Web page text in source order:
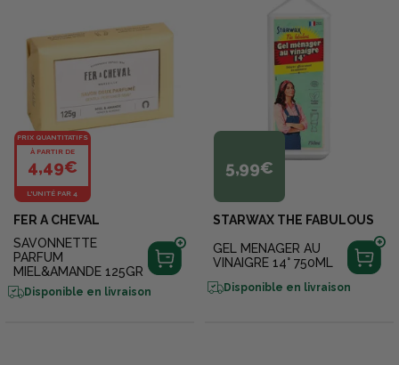
PRIX QUANTITATIFS
À PARTIR DE
4,49€
L'UNITÉ PAR 4
FER A CHEVAL
SAVONNETTE
PARFUM
MIEL&AMANDE 125GR
Disponible en livraison
5,99€
STARWAX THE FABULOUS
GEL MENAGER AU
VINAIGRE 14° 750ML
Disponible en livraison